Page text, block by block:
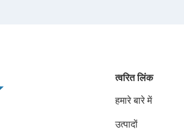
त्वरित लिंक
हमारे बारे में
उत्पादों